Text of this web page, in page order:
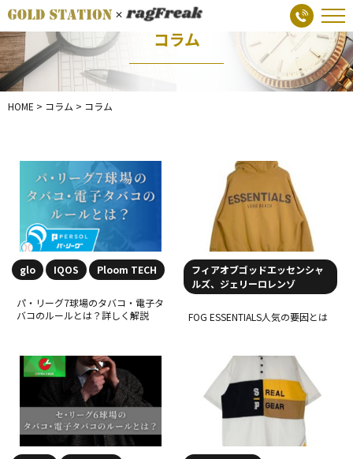
コラム
HOME > コラム > コラム
glo IQOS Ploom TECH
パ・リーグ7球場のタバコ・電子タ
バコのルールとは？詳しく解説
フィアオブゴッドエッセンシャ
ルズ、ジェリーロレンゾ
FOG ESSENTIALS人気の要因とは